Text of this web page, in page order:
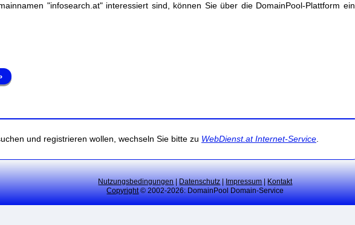
"infosearch.at" interessiert sind, können Sie über die DomainPool-Plattform ein
und registrieren wollen, wechseln Sie bitte zu WebDienst.at Internet-Service
Nutzungsbedingungen|Datenschutz|Impressum|Kontakt
Copyright© 2002-2026: DomainPool Domain-Service